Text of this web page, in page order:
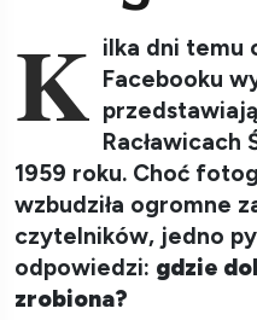
K ilka dni temu
Facebooku
Racławicach
1959 roku. Choć
wzbudziła ogromne
czytelników, jedno
odpowiedzi: gdzie
zrobiona?